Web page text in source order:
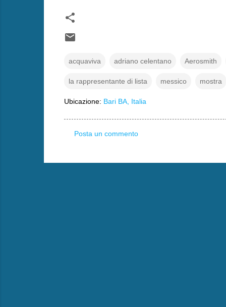
acquaviva adriano celentano Aerosmith
la rappresentante di lista messico mostra
Ubicazione: Bari BA, Italia
Posta un commento